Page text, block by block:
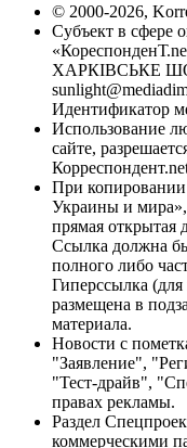
© 2000-2026,
Субъект в сфере
ХАРКІВСЬКЕ
Идентификатор
Использование
сайте,
При копировании
Украины и мира»,
прямая открытая
Ссылка должна
полного либо
Гиперссылка
размещена в
материала.
Новости с
"Заявление",
"Тест-драйв",
правах рекламы.
Раздел
коммерческими